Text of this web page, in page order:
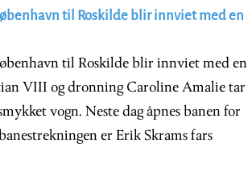
til Roskilde blir innviet med en
til Roskilde blir innviet med en
VIII og dronning Caroline Amalie tar
vogn. Neste dag åpnes banen for
er Erik Skrams fars